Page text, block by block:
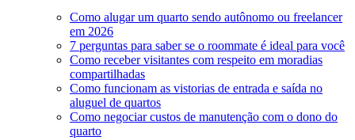
Como alugar um quarto sendo autônomo ou freelancer
em 2026
7 perguntas para saber se o roommate é ideal para você
Como receber visitantes com respeito em moradias
compartilhadas
Como funcionam as vistorias de entrada e saída no
aluguel de quartos
Como negociar custos de manutenção com o dono do
quarto